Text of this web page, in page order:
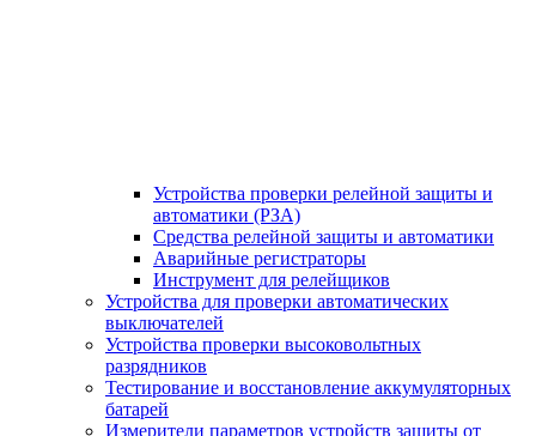
Устройства проверки релейной защиты и
автоматики (РЗА)
Средства релейной защиты и автоматики
Аварийные регистраторы
Инструмент для релейщиков
Устройства для проверки автоматических
выключателей
Устройства проверки высоковольтных
разрядников
Тестирование и восстановление аккумуляторных
батарей
Измерители параметров устройств защиты от